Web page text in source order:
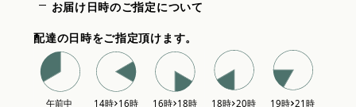
お届け日時のご指定について
配達の日時をご指定頂けます。